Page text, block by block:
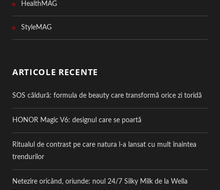
HealthMAG
StyleMAG
ARTICOLE RECENTE
SOS căldură: formula de beauty care transformă orice zi toridă
HONOR Magic V6: designul care se poartă
Ritualul de contrast pe care natura l-a lansat cu mult înaintea
trendurilor
Netezire oricând, oriunde: noul 24/7 Silky Milk de la Wella